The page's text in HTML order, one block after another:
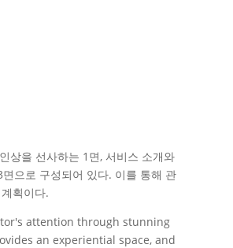
상을 선사하는 1면, 서비스 소개와
으로 구성되어 있다. 이를 통해 관
획이다.
attention through stunning
an experiential space, and